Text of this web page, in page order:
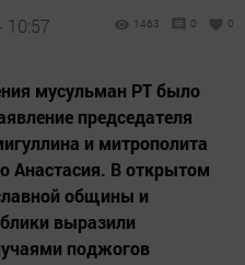
10:57 1463 0 0
мусульман РТ было
председателя
и митрополита
Анастасия. В открытом
общины и
выразили
поджогов